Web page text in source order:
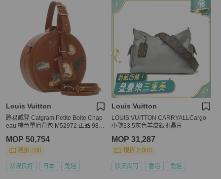
Louis Vuitton
路易威登 Catgram Petite Boite Chap
eau 棕色單肩背包 M52972 正品 985
MOP 50,754
現折 200
狀況良好 日本 免運
Louis Vuitton
LOUIS VUITTON CARRYALLCargo
小號33.5灰色羊皮銀扣晶片
MOP 31,287
現折 2,000
狀況尚可 香港 免運